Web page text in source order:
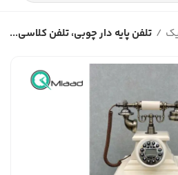
تلفن پایه دار چوبی، تلفن کلاسی...